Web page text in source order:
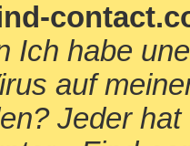
Ich habe
auf
Jeder